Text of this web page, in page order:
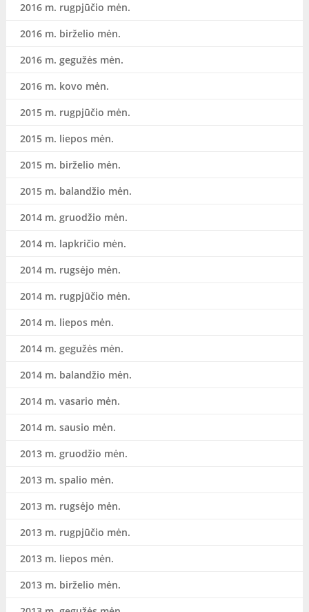
2016 m. rugpjūčio mėn.
2016 m. birželio mėn.
2016 m. gegužės mėn.
2016 m. kovo mėn.
2015 m. rugpjūčio mėn.
2015 m. liepos mėn.
2015 m. birželio mėn.
2015 m. balandžio mėn.
2014 m. gruodžio mėn.
2014 m. lapkričio mėn.
2014 m. rugsėjo mėn.
2014 m. rugpjūčio mėn.
2014 m. liepos mėn.
2014 m. gegužės mėn.
2014 m. balandžio mėn.
2014 m. vasario mėn.
2014 m. sausio mėn.
2013 m. gruodžio mėn.
2013 m. spalio mėn.
2013 m. rugsėjo mėn.
2013 m. rugpjūčio mėn.
2013 m. liepos mėn.
2013 m. birželio mėn.